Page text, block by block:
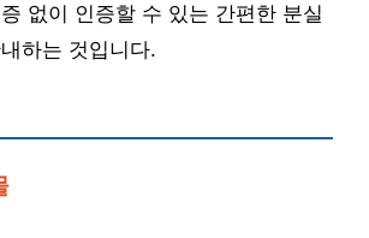
없이 인증할 수 있는 간편한 분실
하는 것입니다.